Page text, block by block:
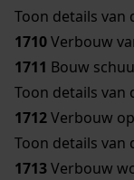
Toon details van
1710Verbouw
1711 Bouw
Toon details van
1712Verbouw
Toon details van
1713Verbouw